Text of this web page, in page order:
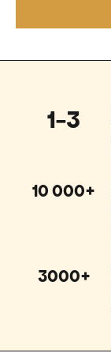
1-3
10 000+
3000+